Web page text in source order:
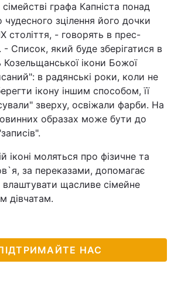
графа Капніста понад
чудесного зцілення його дочки
століття, - говорять в прес-
- Список, який буде зберігатися в
Козельщанської ікони Божої
в радянські роки, коли не
ікону іншим способом, її
зверху, освіжали фарби. На
образах може бути до
іконі моляться про фізичне та
за переказами, допомагає
влаштувати щасливе сімейне
дівчатам.
НАС